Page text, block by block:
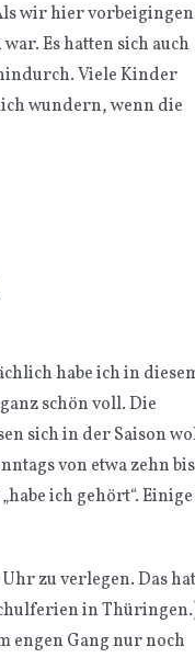
wir hier
Es hatten sich auch
Viele Kinder
wundern, wenn die
habe ich in
schön voll. Die
sich in der Saison
von etwa zehn bis
ich gehört“. Einige
zu verlegen. Das hat
in
engen Gang nur noch